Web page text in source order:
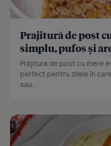
Prajitură de post
simplu, pufos și
Prăjitura de post cu mere
perfect pentru zilele în
sau...